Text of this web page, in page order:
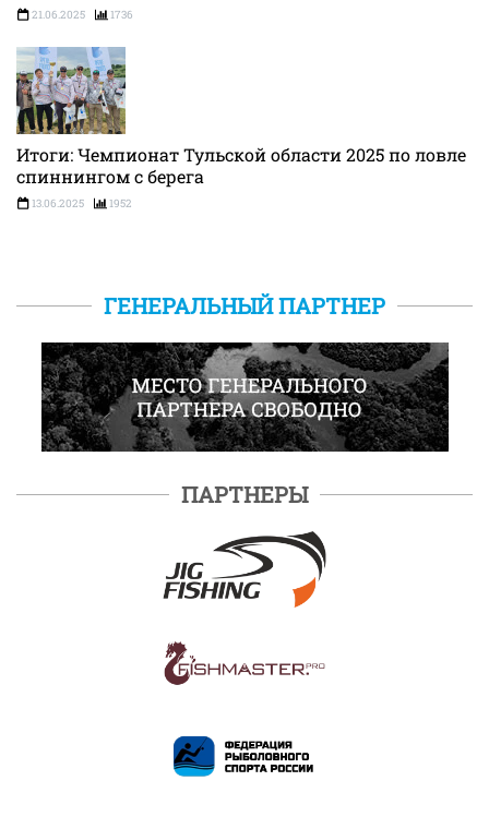
21.06.2025 1736
Итоги: Чемпионат Тульской области 2025 по ловле
спиннингом с берега
13.06.2025 1952
ГЕНЕРАЛЬНЫЙ ПАРТНЕР
ПАРТНЕРЫ
ПОДРОБНЕЕ
ПОДРОБНЕЕ
ПОДРОБНЕЕ